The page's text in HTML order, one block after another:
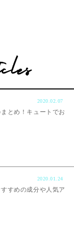
2020.02.07
とめ！キュートでお
2020.01.24
すめの成分や人気ア